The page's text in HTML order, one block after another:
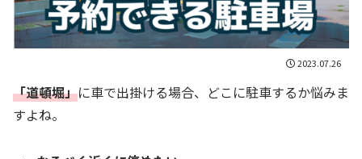
2023.07.26
「道頓堀」に車で出掛ける場合、どこに駐車するか悩みま
すよね。